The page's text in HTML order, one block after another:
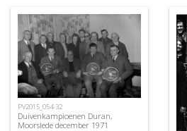
PV2015_054-32
Duivenkampioenen Duran,
Moorslede december 1971